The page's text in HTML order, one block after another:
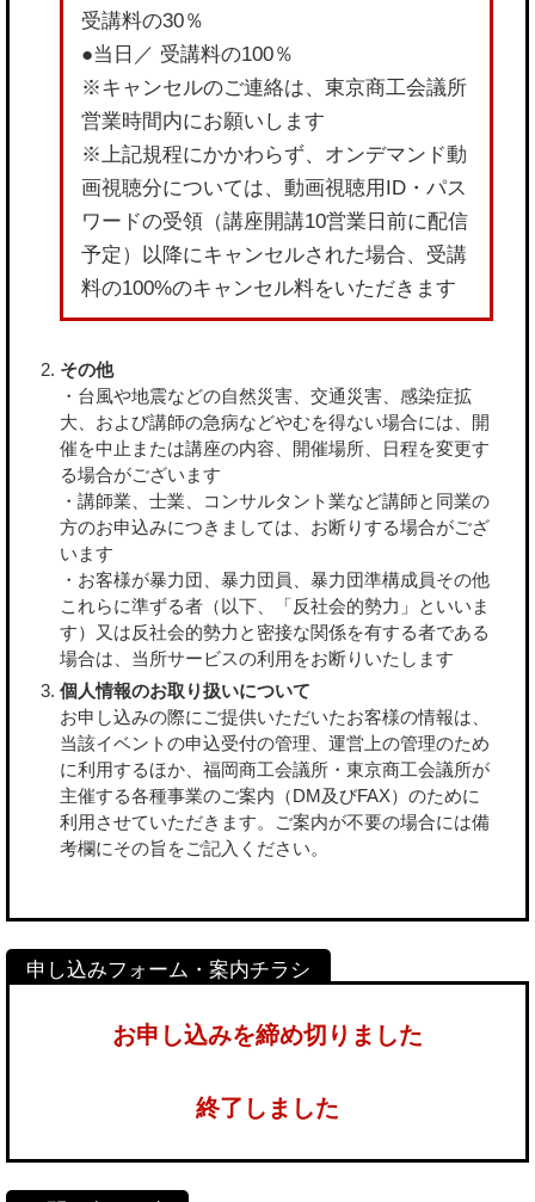
受講料の30％
●当日／ 受講料の100％
※キャンセルのご連絡は、東京商工会議所
営業時間内にお願いします
※上記規程にかかわらず、オンデマンド動
画視聴分については、動画視聴用ID・パス
ワードの受領（講座開講10営業日前に配信
予定）以降にキャンセルされた場合、受講
料の100%のキャンセル料をいただきます
その他
・台風や地震などの自然災害、交通災害、感染症拡
大、および講師の急病などやむを得ない場合には、開
催を中止または講座の内容、開催場所、日程を変更す
る場合がございます
・講師業、士業、コンサルタント業など講師と同業の
方のお申込みにつきましては、お断りする場合がござ
います
・お客様が暴力団、暴力団員、暴力団準構成員その他
これらに準ずる者（以下、「反社会的勢力」といいま
す）又は反社会的勢力と密接な関係を有する者である
場合は、当所サービスの利用をお断りいたします
個人情報のお取り扱いについて
お申し込みの際にご提供いただいたお客様の情報は、
当該イベントの申込受付の管理、運営上の管理のため
に利用するほか、福岡商工会議所・東京商工会議所が
主催する各種事業のご案内（DM及びFAX）のために
利用させていただきます。ご案内が不要の場合には備
考欄にその旨をご記入ください。
お申し込みを締め切りました
終了しました